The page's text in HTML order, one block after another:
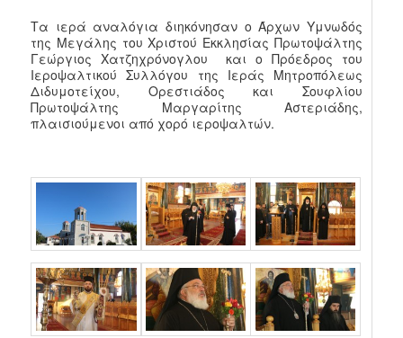
Τα ιερά αναλόγια διηκόνησαν ο Άρχων Υμνωδός
της Μεγάλης του Χριστού Εκκλησίας Πρωτοψάλτης
Γεώργιος Χατζηχρόνογλου και ο Πρόεδρος του
Ιεροψαλτικού Συλλόγου της Ιεράς Μητροπόλεως
Διδυμοτείχου, Ορεστιάδος και Σουφλίου
Πρωτοψάλτης Μαργαρίτης Αστεριάδης,
πλαισιούμενοι από χορό ιεροψαλτών.